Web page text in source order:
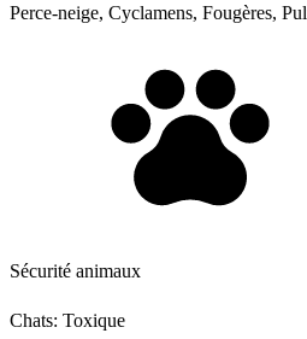
Perce-neige, Cyclamens, Fougères,
Sécurité animaux
Chats: Toxique